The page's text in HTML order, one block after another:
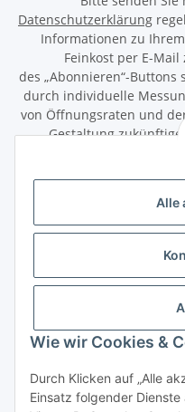
Alle
Wie wir Cookies &
Durch Klicken auf „Alle
Einsatz folgender Dienste
Datenschutzerklärung
Informationen zu
Feinkost per E-
des „Abonnieren“-
durch individuelle
von Öffnungsraten und
Gestaltung
das
Wirkung für die Zukunft
Gesetzliche Informationen
Informationen